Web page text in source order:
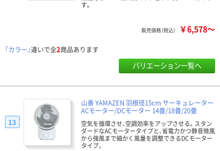
す。
販売価格（税込） ￥6,578～
「カラー」違いで全2商品あります
バリエーション一覧へ
山善 YAMAZEN 羽根径15cm サーキュレーター
ACモーター/DCモーター 14畳/18畳/20畳
空気を循環させ、空調効率をアップさせる。スタン
ダードなACモータータイプと、省電力かつ静音微風
から強風まで細かく風量を調整できるDCモーター
タイプ。
13